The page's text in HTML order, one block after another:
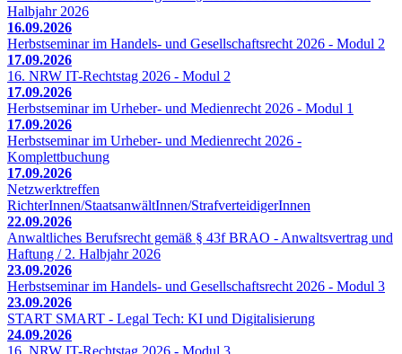
Halbjahr 2026
16.09.2026
Herbstseminar im Handels- und Gesellschaftsrecht 2026 - Modul 2
17.09.2026
16. NRW IT-Rechtstag 2026 - Modul 2
17.09.2026
Herbstseminar im Urheber- und Medienrecht 2026 - Modul 1
17.09.2026
Herbstseminar im Urheber- und Medienrecht 2026 -
Komplettbuchung
17.09.2026
Netzwerktreffen
RichterInnen/StaatsanwältInnen/StrafverteidigerInnen
22.09.2026
Anwaltliches Berufsrecht gemäß § 43f BRAO - Anwaltsvertrag und
Haftung / 2. Halbjahr 2026
23.09.2026
Herbstseminar im Handels- und Gesellschaftsrecht 2026 - Modul 3
23.09.2026
START SMART - Legal Tech: KI und Digitalisierung
24.09.2026
16. NRW IT-Rechtstag 2026 - Modul 3